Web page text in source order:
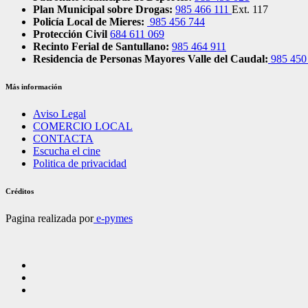
Plan Municipal sobre Drogas: 985 466 111 Ext. 117
Policía Local de Mieres: 985 456 744
Protección Civil 684 611 069
Recinto Ferial de Santullano: 985 464 911
Residencia de Personas Mayores Valle del Caudal: 985
Más información
Aviso Legal
COMERCIO LOCAL
CONTACTA
Escucha el cine
Politica de privacidad
Créditos
Pagina realizada pore-pymes